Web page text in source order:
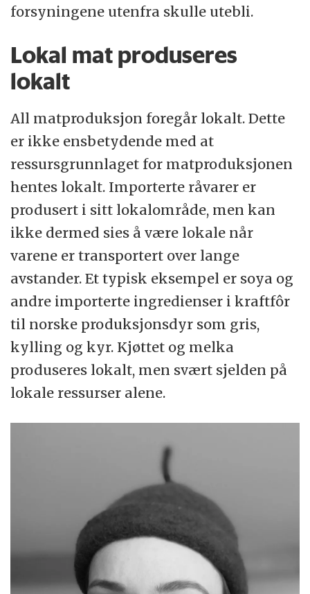
forsyningene utenfra skulle utebli.
Lokal mat produseres
lokalt
All matproduksjon foregår lokalt. Dette
er ikke ensbetydende med at
ressursgrunnlaget for matproduksjonen
hentes lokalt. Importerte råvarer er
produsert i sitt lokalområde, men kan
ikke dermed sies å være lokale når
varene er transportert over lange
avstander. Et typisk eksempel er soya og
andre importerte ingredienser i kraftfôr
til norske produksjonsdyr som gris,
kylling og kyr. Kjøttet og melka
produseres lokalt, men svært sjelden på
lokale ressurser alene.